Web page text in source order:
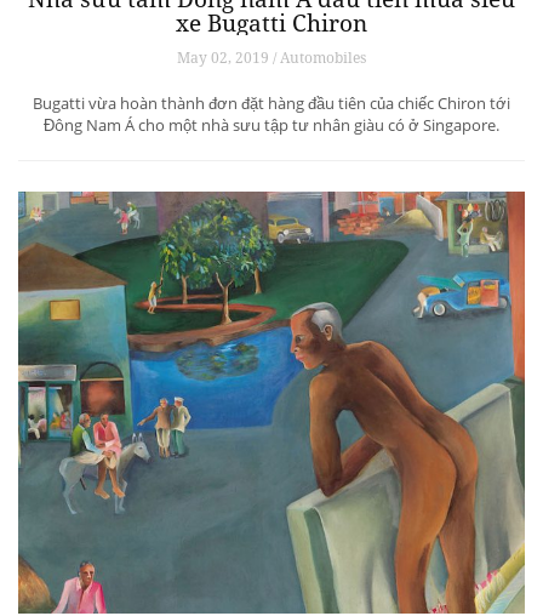
xe Bugatti Chiron
May 02, 2019 / Automobiles
Bugatti vừa hoàn thành đơn đặt hàng đầu tiên của chiếc Chiron tới
Đông Nam Á cho một nhà sưu tập tư nhân giàu có ở Singapore.